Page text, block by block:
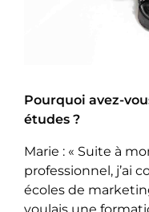
Pourquoi avez-
études ?
Marie : « Suite à
professionnel, j’ai
écoles de